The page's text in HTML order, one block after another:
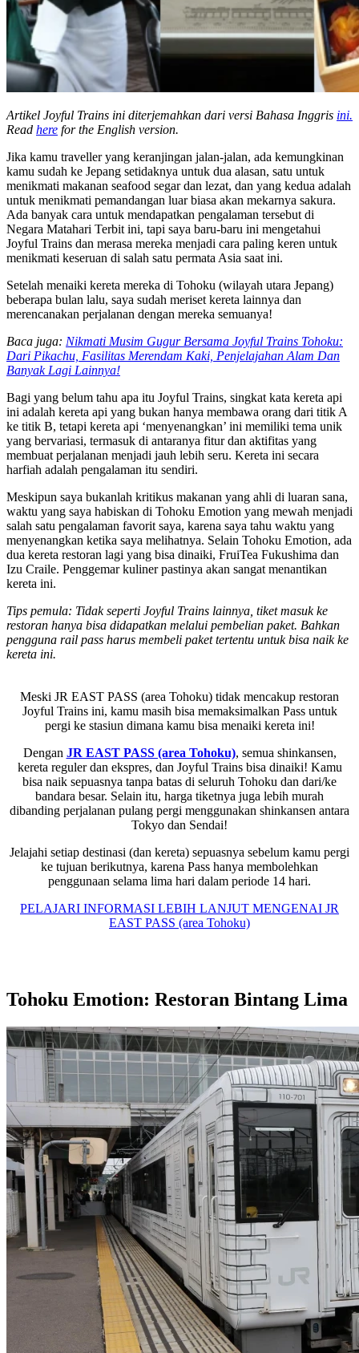
Artikel Joyful Trains ini diterjemahkan dari versi Bahasa Inggris ini.
Read here for the English version.
Jika kamu traveller yang keranjingan jalan-jalan, ada kemungkinan
kamu sudah ke Jepang setidaknya untuk dua alasan, satu untuk
menikmati makanan seafood segar dan lezat, dan yang kedua adalah
untuk menikmati pemandangan luar biasa akan mekarnya sakura.
Ada banyak cara untuk mendapatkan pengalaman tersebut di
Negara Matahari Terbit ini, tapi saya baru-baru ini mengetahui
Joyful Trains dan merasa mereka menjadi cara paling keren untuk
menikmati keseruan di salah satu permata Asia saat ini.
Setelah menaiki kereta mereka di Tohoku (wilayah utara Jepang)
beberapa bulan lalu, saya sudah meriset kereta lainnya dan
merencanakan perjalanan dengan mereka semuanya!
Baca juga: Nikmati Musim Gugur Bersama Joyful Trains Tohoku:
Dari Pikachu, Fasilitas Merendam Kaki, Penjelajahan Alam Dan
Banyak Lagi Lainnya!
Bagi yang belum tahu apa itu Joyful Trains, singkat kata kereta api
ini adalah kereta api yang bukan hanya membawa orang dari titik A
ke titik B, tetapi kereta api ‘menyenangkan’ ini memiliki tema unik
yang bervariasi, termasuk di antaranya fitur dan aktifitas yang
membuat perjalanan menjadi jauh lebih seru. Kereta ini secara
harfiah adalah pengalaman itu sendiri.
Meskipun saya bukanlah kritikus makanan yang ahli di luaran sana,
waktu yang saya habiskan di Tohoku Emotion yang mewah menjadi
salah satu pengalaman favorit saya, karena saya tahu waktu yang
menyenangkan ketika saya melihatnya. Selain Tohoku Emotion, ada
dua kereta restoran lagi yang bisa dinaiki, FruiTea Fukushima dan
Izu Craile. Penggemar kuliner pastinya akan sangat menantikan
kereta ini.
Tips pemula: Tidak seperti Joyful Trains lainnya, tiket masuk ke
restoran hanya bisa didapatkan melalui pembelian paket. Bahkan
pengguna rail pass harus membeli paket tertentu untuk bisa naik ke
kereta ini.
Meski JR EAST PASS (area Tohoku) tidak mencakup restoran
Joyful Trains ini, kamu masih bisa memaksimalkan Pass untuk
pergi ke stasiun dimana kamu bisa menaiki kereta ini!
Dengan JR EAST PASS (area Tohoku), semua shinkansen,
kereta reguler dan ekspres, dan Joyful Trains bisa dinaiki! Kamu
bisa naik sepuasnya tanpa batas di seluruh Tohoku dan dari/ke
bandara besar. Selain itu, harga tiketnya juga lebih murah
dibanding perjalanan pulang pergi menggunakan shinkansen antara
Tokyo dan Sendai!
Jelajahi setiap destinasi (dan kereta) sepuasnya sebelum kamu pergi
ke tujuan berikutnya, karena Pass hanya membolehkan
penggunaan selama lima hari dalam periode 14 hari.
PELAJARI INFORMASI LEBIH LANJUT MENGENAI JR
EAST PASS (area Tohoku)
Tohoku Emotion: Restoran Bintang Lima